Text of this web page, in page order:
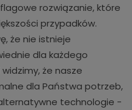
rozwiązanie, które
przypadków.
że nie istnieje
dla każdego
że nasze
dla Państwa potrzeb,
technologie -